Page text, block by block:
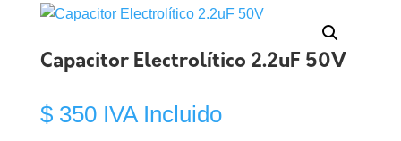
Capacitor Electrolítico 2.2uF 50V
$350 IVA Incluido